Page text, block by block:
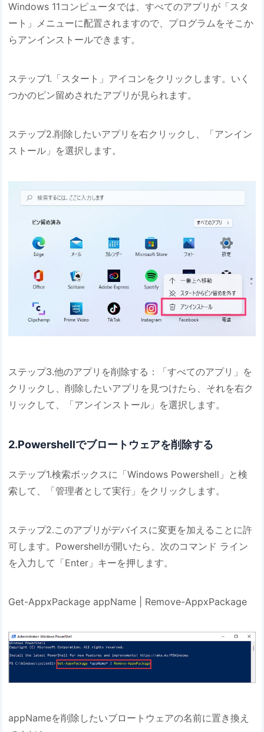
Windows 11コンピュータでは、すべてのアプリが「スタ
ート」メニューに配置されますので、プログラムをそこか
らアンインストールできます。
ステップ1.「スタート」アイコンをクリックします。いく
つかのピン留めされたアプリが見られます。
ステップ2.削除したいアプリを右クリックし、「アンイン
ストール」を選択します。
ステップ3.他のアプリを削除する：「すべてのアプリ」を
クリックし、削除したいアプリを見つけたら、それを右ク
リックして、「アンインストール」を選択します。
2.Powershellでブロートウェアを削除する
ステップ1.検索ボックスに「Windows Powershell」と検
索して、「管理者として実行」をクリックします。
ステップ2.このアプリがデバイスに変更を加えることに許
可します。Powershellが開いたら、次のコマンド ライン
を入力して「Enter」キーを押します。
Get-AppxPackage appName | Remove-AppxPackage
appNameを削除したいブロートウェアの名前に置き換え